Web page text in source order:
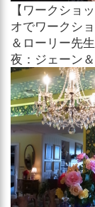
【ワークショ
オでワークシ
＆ローリー先
夜：ジェーン